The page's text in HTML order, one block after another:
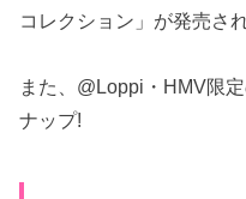
コレクション」が発売され
また、@Loppi・HMV限
ナップ!